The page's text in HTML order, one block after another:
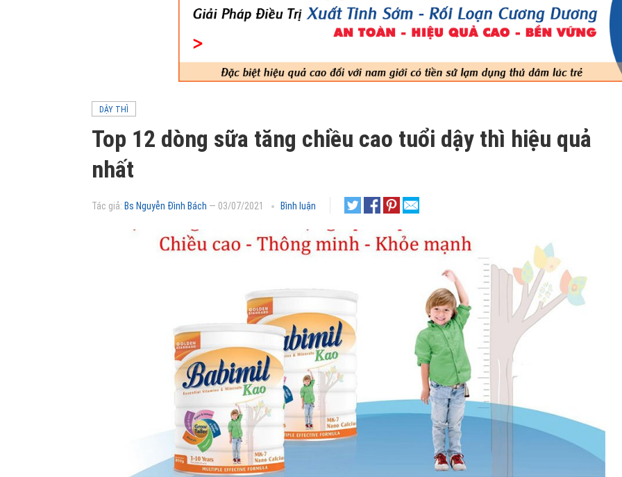
DẬY THÌ
Top 12 dòng sữa tăng chiều cao tuổi dậy thì hiệu quả
nhất
Tác giả: Bs Nguyễn Đình Bách — 03/07/2021 Bình luận